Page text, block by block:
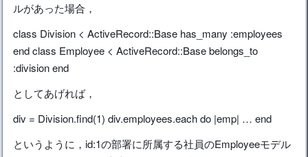
ルがあった場合，
class Division < ActiveRecord::Base has_many :employees
end class Employee < ActiveRecord::Base belongs_to
:division end
としてあげれば，
div = Division.find(1) div.employees.each do |emp| … end
というように，id:1の部署に所属する社員のEmployeeモデル